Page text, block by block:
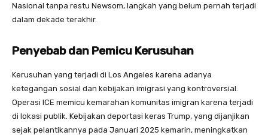
Nasional tanpa restu Newsom, langkah yang belum pernah terjadi
dalam dekade terakhir.
Penyebab dan Pemicu Kerusuhan
Kerusuhan yang terjadi di Los Angeles karena adanya
ketegangan sosial dan kebijakan imigrasi yang kontroversial.
Operasi ICE memicu kemarahan komunitas imigran karena terjadi
di lokasi publik. Kebijakan deportasi keras Trump, yang dijanjikan
sejak pelantikannya pada Januari 2025 kemarin, meningkatkan